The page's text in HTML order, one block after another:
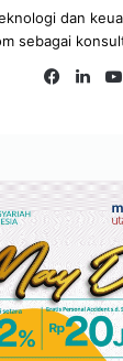
dan
sebagai
Fa
Lin